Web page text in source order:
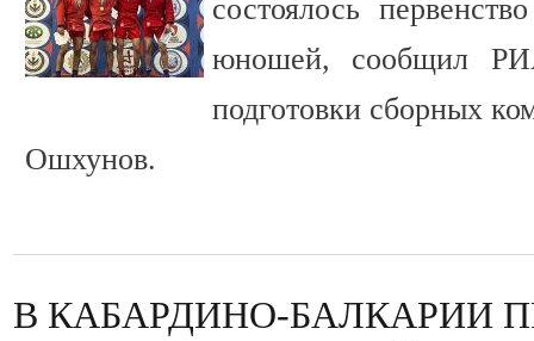
состоялось
юношей, сообщил
подготовки сборных
Ошхунов.
В КАБАРДИНО-БАЛКАРИИ